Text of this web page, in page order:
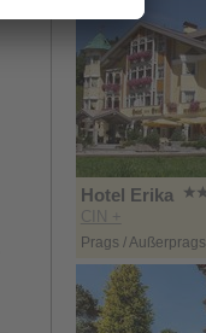
Hotel Erika
CIN +
Prags / Außerprags